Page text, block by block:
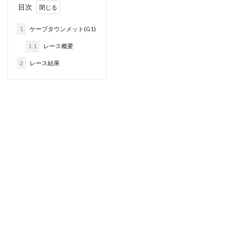
目次
1 ケープタウンメット(G1)
1.1 レース概要
2 レース結果